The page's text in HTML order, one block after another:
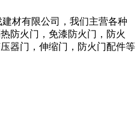
材有限公司，我们主营各种
防火门，免漆防火门，防火
器门，伸缩门，防火门配件等